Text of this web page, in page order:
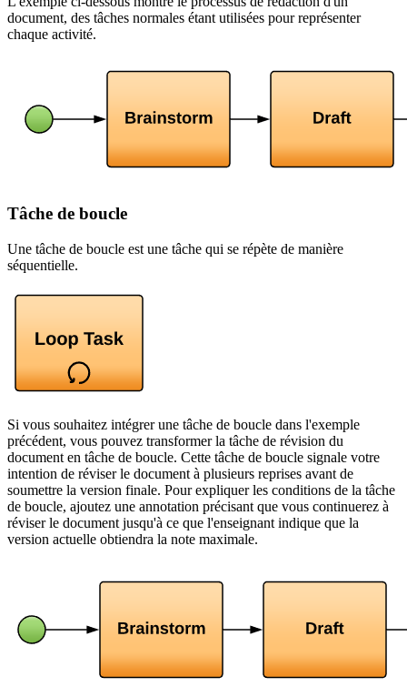
document, des tâches normales étant utilisées pour représenter
chaque activité.
Tâche de boucle
Une tâche de boucle est une tâche qui se répète de manière
séquentielle.
Si vous souhaitez intégrer une tâche de boucle dans l'exemple
précédent, vous pouvez transformer la tâche de révision du
document en tâche de boucle. Cette tâche de boucle signale votre
intention de réviser le document à plusieurs reprises avant de
soumettre la version finale. Pour expliquer les conditions de la tâche
de boucle, ajoutez une annotation précisant que vous continuerez à
réviser le document jusqu'à ce que l'enseignant indique que la
version actuelle obtiendra la note maximale.